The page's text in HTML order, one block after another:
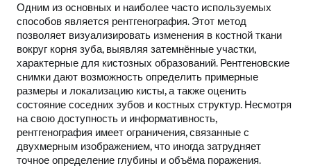
Одним из основных и наиболее часто используемых
способов является рентгенография. Этот метод
позволяет визуализировать изменения в костной ткани
вокруг корня зуба, выявляя затемнённые участки,
характерные для кистозных образований. Рентгеновские
снимки дают возможность определить примерные
размеры и локализацию кисты, а также оценить
состояние соседних зубов и костных структур. Несмотря
на свою доступность и информативность,
рентгенография имеет ограничения, связанные с
двухмерным изображением, что иногда затрудняет
точное определение глубины и объёма поражения.